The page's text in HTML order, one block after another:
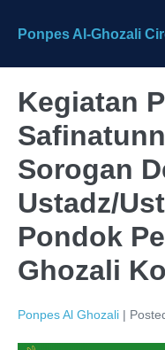
Ponpes Al-Ghozali
Kegiatan
Sorogan
Ustadz/
Pondok
Ghozali
Ponpes Al Ghozali |